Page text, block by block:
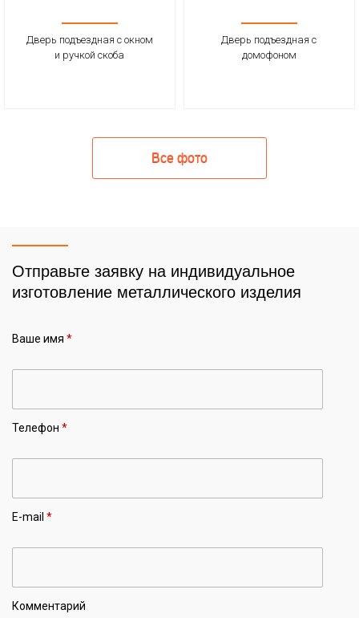
Дверь подъездная с окном
и ручкой скоба
Дверь подъездная с
домофоном
Все фото
Отправьте заявку на индивидуальное
изготовление металлического изделия
Ваше имя *
Телефон *
E-mail *
Комментарий